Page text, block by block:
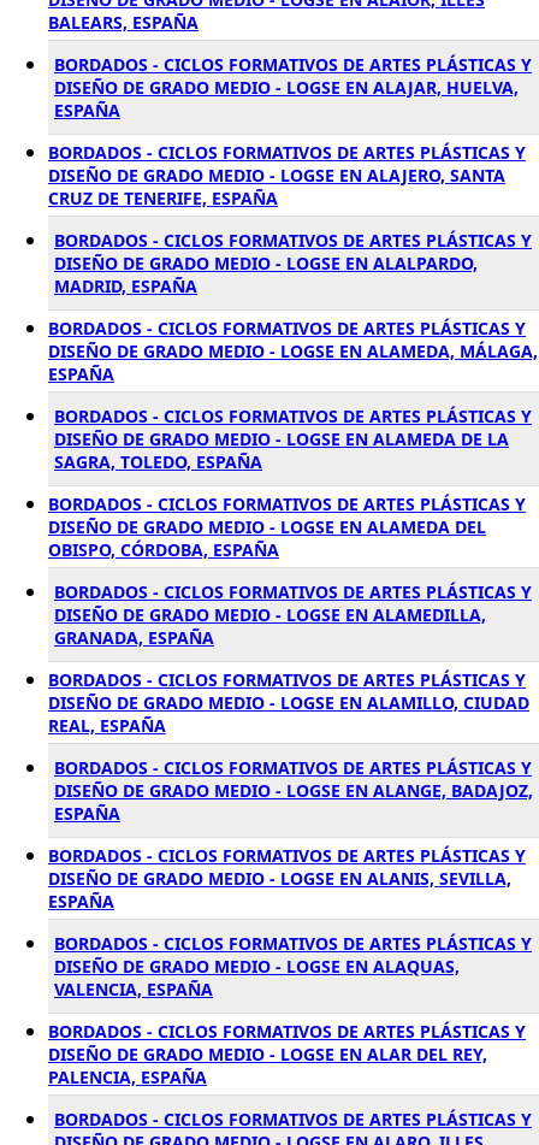
BALEARS, ESPAÑA
BORDADOS - CICLOS FORMATIVOS DE ARTES PLÁSTICAS Y
DISEÑO DE GRADO MEDIO - LOGSE EN ALAJAR, HUELVA,
ESPAÑA
BORDADOS - CICLOS FORMATIVOS DE ARTES PLÁSTICAS Y
DISEÑO DE GRADO MEDIO - LOGSE EN ALAJERO, SANTA
CRUZ DE TENERIFE, ESPAÑA
BORDADOS - CICLOS FORMATIVOS DE ARTES PLÁSTICAS Y
DISEÑO DE GRADO MEDIO - LOGSE EN ALALPARDO,
MADRID, ESPAÑA
BORDADOS - CICLOS FORMATIVOS DE ARTES PLÁSTICAS Y
DISEÑO DE GRADO MEDIO - LOGSE EN ALAMEDA, MÁLAGA,
ESPAÑA
BORDADOS - CICLOS FORMATIVOS DE ARTES PLÁSTICAS Y
DISEÑO DE GRADO MEDIO - LOGSE EN ALAMEDA DE LA
SAGRA, TOLEDO, ESPAÑA
BORDADOS - CICLOS FORMATIVOS DE ARTES PLÁSTICAS Y
DISEÑO DE GRADO MEDIO - LOGSE EN ALAMEDA DEL
OBISPO, CÓRDOBA, ESPAÑA
BORDADOS - CICLOS FORMATIVOS DE ARTES PLÁSTICAS Y
DISEÑO DE GRADO MEDIO - LOGSE EN ALAMEDILLA,
GRANADA, ESPAÑA
BORDADOS - CICLOS FORMATIVOS DE ARTES PLÁSTICAS Y
DISEÑO DE GRADO MEDIO - LOGSE EN ALAMILLO, CIUDAD
REAL, ESPAÑA
BORDADOS - CICLOS FORMATIVOS DE ARTES PLÁSTICAS Y
DISEÑO DE GRADO MEDIO - LOGSE EN ALANGE, BADAJOZ,
ESPAÑA
BORDADOS - CICLOS FORMATIVOS DE ARTES PLÁSTICAS Y
DISEÑO DE GRADO MEDIO - LOGSE EN ALANIS, SEVILLA,
ESPAÑA
BORDADOS - CICLOS FORMATIVOS DE ARTES PLÁSTICAS Y
DISEÑO DE GRADO MEDIO - LOGSE EN ALAQUAS,
VALENCIA, ESPAÑA
BORDADOS - CICLOS FORMATIVOS DE ARTES PLÁSTICAS Y
DISEÑO DE GRADO MEDIO - LOGSE EN ALAR DEL REY,
PALENCIA, ESPAÑA
BORDADOS - CICLOS FORMATIVOS DE ARTES PLÁSTICAS Y